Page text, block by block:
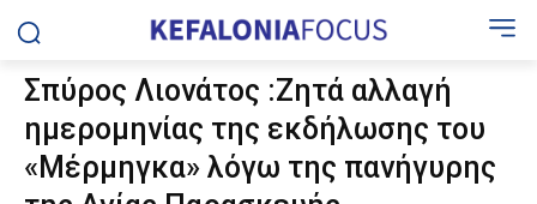
Σπύρος Λιονάτος :Ζητά αλλαγή
ημερομηνίας της εκδήλωσης του
«Μέρμηγκα» λόγω της πανήγυρης